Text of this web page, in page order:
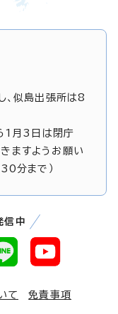
似島出張所は8
1月3日は閉庁
ますようお願い
分まで）
信中
て
免責事項